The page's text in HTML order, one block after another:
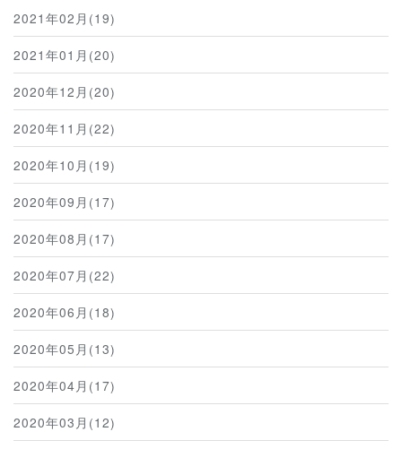
2021年02月(19)
2021年01月(20)
2020年12月(20)
2020年11月(22)
2020年10月(19)
2020年09月(17)
2020年08月(17)
2020年07月(22)
2020年06月(18)
2020年05月(13)
2020年04月(17)
2020年03月(12)